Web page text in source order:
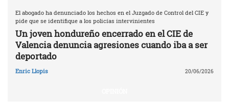
El abogado ha denunciado los hechos en el Juzgado de Control del CIE y
pide que se identifique a los policías intervinientes
Un joven hondureño encerrado en el CIE de
Valencia denuncia agresiones cuando iba a ser
deportado
Enric Llopis 20/06/2026